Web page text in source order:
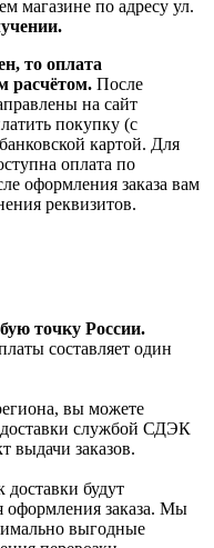
магазине по адресу ул.
то оплата
расчётом. После
на сайт
покупку (с
картой. Для
оплата по
оформления заказа вам
реквизитов.
точку России.
составляет один
вы можете
службой СДЭК
заказов.
будут
оформления заказа. Мы
выгодные